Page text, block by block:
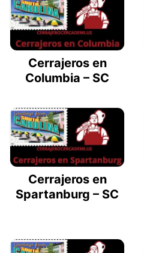
Cerrajeros en
Columbia – SC
Cerrajeros en
Spartanburg – SC